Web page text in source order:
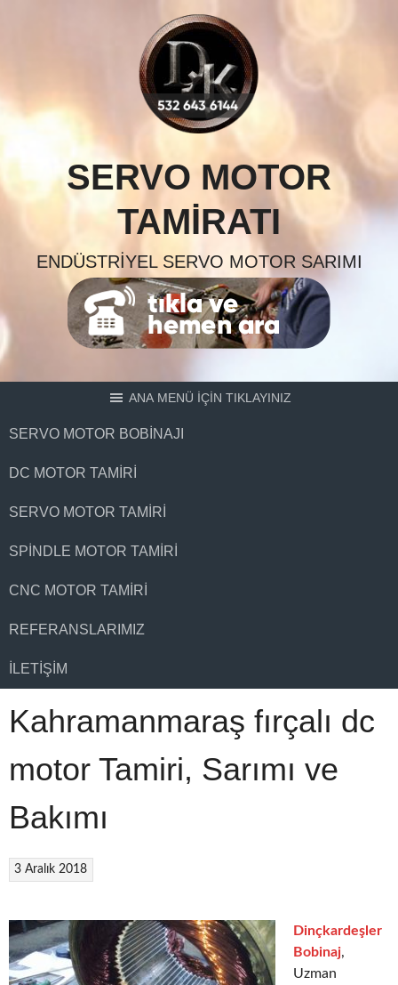
SERVO MOTOR
TAMIRATI
ENDÜSTRIYEL SERVO MOTOR SARIMI
ANA MENÜ İÇİN TIKLAYINIZ
SERVO MOTOR BOBINAJI
DC MOTOR TAMIRI
SERVO MOTOR TAMIRI
SPINDLE MOTOR TAMIRI
CNC MOTOR TAMIRI
REFERANSLARIMIZ
İLETIŞIM
Kahramanmaraş fırçalı dc
motor Tamiri, Sarımı ve
Bakımı
3 Aralık 2018
Dinçkardeşler
Bobinaj,
Uzman